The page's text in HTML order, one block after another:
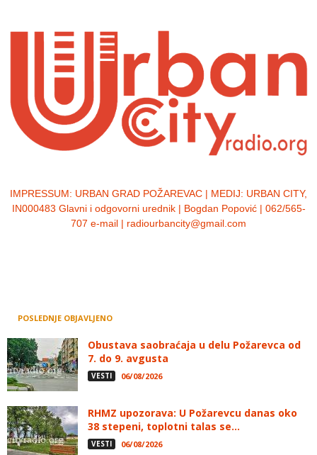
IMPRESSUM: URBAN GRAD POŽAREVAC | MEDIJ: URBAN CITY,
IN000483 Glavni i odgovorni urednik | Bogdan Popović | 062/565-
707 e-mail | radiourbancity@gmail.com
POSLEDNJE OBJAVLJENO
Obustava saobraćaja u delu Požarevca od
7. do 9. avgusta
VESTI 06/08/2026
RHMZ upozorava: U Požarevcu danas oko
38 stepeni, toplotni talas se...
VESTI 06/08/2026